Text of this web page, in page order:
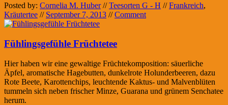
Posted by: Cornelia M. Huber // Teesorten G - H // Frankreich,
Kräutertee // September 7, 2013 //Comment
Fühlingsgefühle Früchtetee
Hier haben wir eine gewaltige Früchtekomposition: säuerliche
Äpfel, aromatische Hagebutten, dunkelrote Holunderbeeren, dazu
Rote Beete, Karottenchips, leuchtende Kaktus- und Malvenblüten
tummeln sich neben frischer Minze, Guarana und grünem Senchatee
herum.